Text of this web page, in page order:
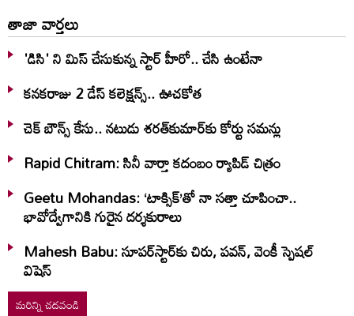
తాజా వార్తలు
'డిసి' ని మిస్ చేసుకున్న స్టార్ హీరో.. చేసి ఉంటేనా
కనకరాజు 2 డేస్ కలెక్షన్స్.. ఊచకోత
చెక్ బౌన్స్ కేసు.. నటుడు శరత్‌కుమార్‌కు కోర్టు సమన్లు
Rapid Chitram: సినీ వార్తా కదంబం ర్యాపిడ్ చిత్రం
Geetu Mohandas: ‘టాక్సిక్‌’తో నా సత్తా చూపించా..
భావోద్వేగానికి గురైన దర్శకురాలు
Mahesh Babu: సూపర్‌స్టార్‌కు చిరు, పవన్‌, వెంకీ స్పెషల్‌
విషెస్‌
మరిన్ని చదవండి